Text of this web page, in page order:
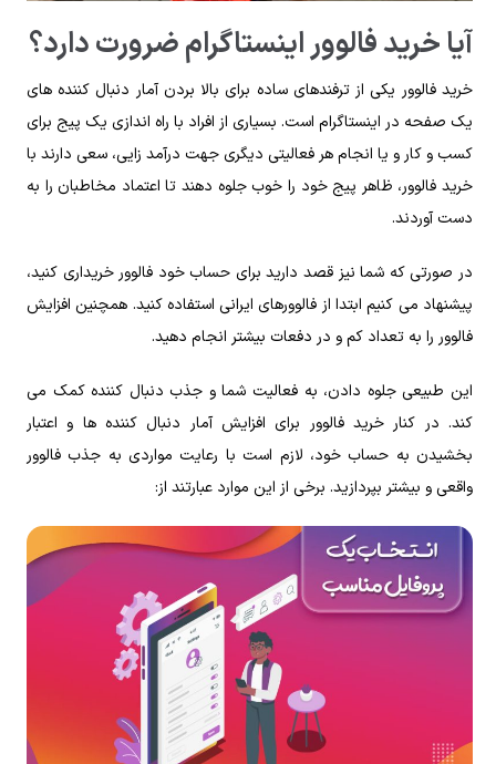
آیا خرید فالوور اینستاگرام ضرورت دارد؟
خرید فالوور یکی از ترفندهای ساده برای بالا بردن آمار دنبال کننده های
یک صفحه در اینستاگرام است. بسیاری از افراد با راه اندازی یک پیج برای
کسب و کار و یا انجام هر فعالیتی دیگری جهت درآمد زایی، سعی دارند با
خرید فالوور، ظاهر پیج خود را خوب جلوه دهند تا اعتماد مخاطبان را به
دست آوردند.
در صورتی که شما نیز قصد دارید برای حساب خود فالوور خریداری کنید،
پیشنهاد می کنیم ابتدا از فالوورهای ایرانی استفاده کنید. همچنین افزایش
فالوور را به تعداد کم و در دفعات بیشتر انجام دهید.
این طبیعی جلوه دادن، به فعالیت شما و جذب دنبال کننده کمک می
کند. در کنار خرید فالوور برای افزایش آمار دنبال کننده ها و اعتبار
بخشیدن به حساب خود، لازم است با رعایت مواردی به جذب فالوور
واقعی و بیشتر بپردازید. برخی از این موارد عبارتند از: